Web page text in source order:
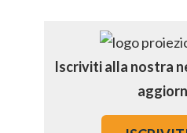
Iscriviti alla nostra